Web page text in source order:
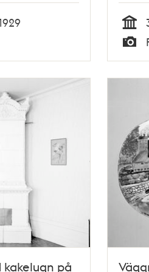
Tid
Typ
på